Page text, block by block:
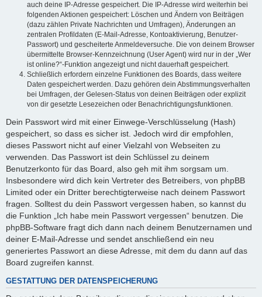
auch deine IP-Adresse gespeichert. Die IP-Adresse wird weiterhin bei
folgenden Aktionen gespeichert: Löschen und Ändern von Beiträgen
(dazu zählen Private Nachrichten und Umfragen), Änderungen an
zentralen Profildaten (E-Mail-Adresse, Kontoaktivierung, Benutzer-
Passwort) und gescheiterte Anmeldeversuche. Die von deinem Browser
übermittelte Browser-Kennzeichnung (User Agent) wird nur in der „Wer
ist online?“-Funktion angezeigt und nicht dauerhaft gespeichert.
Schließlich erfordern einzelne Funktionen des Boards, dass weitere
Daten gespeichert werden. Dazu gehören dein Abstimmungsverhalten
bei Umfragen, der Gelesen-Status von deinen Beiträgen oder explizit
von dir gesetzte Lesezeichen oder Benachrichtigungsfunktionen.
Dein Passwort wird mit einer Einwege-Verschlüsselung (Hash)
gespeichert, so dass es sicher ist. Jedoch wird dir empfohlen,
dieses Passwort nicht auf einer Vielzahl von Webseiten zu
verwenden. Das Passwort ist dein Schlüssel zu deinem
Benutzerkonto für das Board, also geh mit ihm sorgsam um.
Insbesondere wird dich kein Vertreter des Betreibers, von phpBB
Limited oder ein Dritter berechtigterweise nach deinem Passwort
fragen. Solltest du dein Passwort vergessen haben, so kannst du
die Funktion „Ich habe mein Passwort vergessen“ benutzen. Die
phpBB-Software fragt dich dann nach deinem Benutzernamen und
deiner E-Mail-Adresse und sendet anschließend ein neu
generiertes Passwort an diese Adresse, mit dem du dann auf das
Board zugreifen kannst.
GESTATTUNG DER DATENSPEICHERUNG